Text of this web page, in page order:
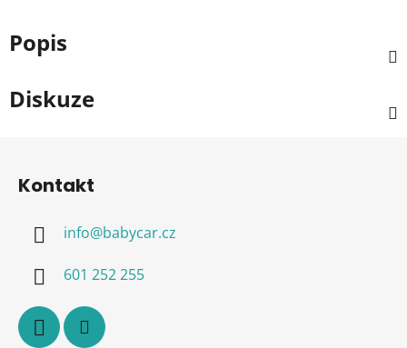
Popis
Diskuze
Kontakt
info@babycar.cz
601 252 255